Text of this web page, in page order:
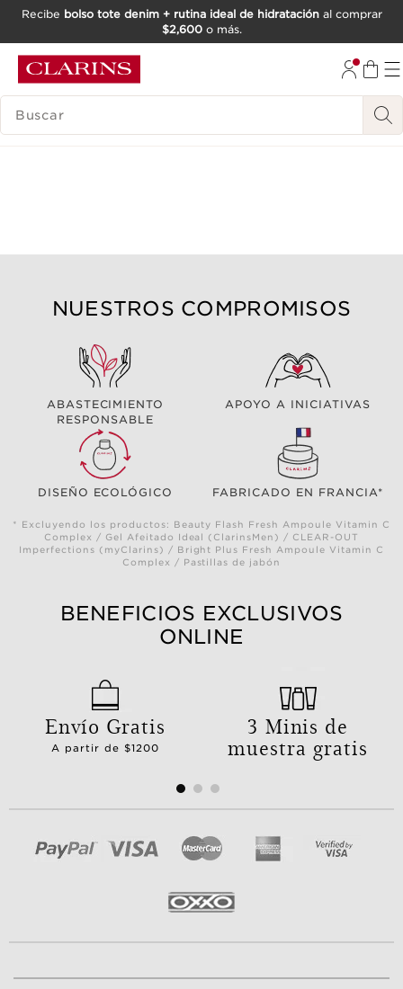
IR AL PIE DE PÁGINA
Recibe bolso tote denim + rutina ideal de hidrataciónal comprar
$2,600o más.
BUSCAR
NUESTROS COMPROMISOS
ABASTECIMIENTO
RESPONSABLE
APOYO A INICIATIVAS
DISEÑO ECOLÓGICO FABRICADO EN FRANCIA*
* Excluyendo los productos: Beauty Flash Fresh Ampoule Vitamin C
Complex / Gel Afeitado Ideal (ClarinsMen) / CLEAR-OUT
Imperfections (myClarins) / Bright Plus Fresh Ampoule Vitamin C
Complex / Pastillas de jabón
BENEFICIOS EXCLUSIVOS
ONLINE
Envío Gratis
A partir de $1200
3 Minis de
muestra gratis